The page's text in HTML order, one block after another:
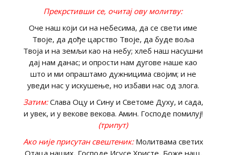
Прекрстивши се, очитај ову молитву:
Оче наш који си на небесима, да се свети име
Твоје, да дође царство Твоје, да буде воља
Твоја и на земљи као на небу; хлеб наш насушни
дај нам данас; и опрости нам дугове наше као
што и ми опраштамо дужницима својим; и не
уведи нас у искушење, но избави нас од злога.
Затим: Слава Оцу и Сину и Светоме Духу, и сада,
и увек, и у векове векова. Амин. Господе помилуј!
(трипут)
Ако није присутан свештеник: Молитвама светих
Отаца наших, Господе Исусе Христе, Боже наш,